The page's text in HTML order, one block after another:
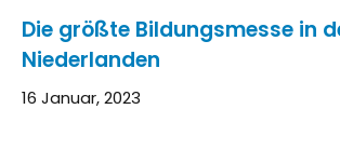
Die größte Bildungsmesse in
Niederlanden
16 Januar, 2023